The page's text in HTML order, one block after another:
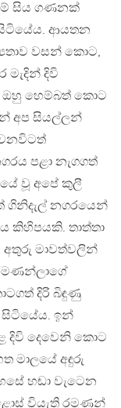
සිය ගණනක්
සිටියේය. ආයතන
වසන් කොට,
මැදින් දිවි
ඔහු හෙම්බත් කොට
අප සියල්ලන්
වනවිටත්
පළා නැගගත්
වූ අපේ කුලී
ගිනිදැල් නගරයෙන්
කිහිපයකි. තාත්තා
අතුරු මාවත්වලින්
දිරි බිඳුණු
සිටියේය. ඉන්
දිවි දෙවෙනි කොට
මාලයේ අඳුරු
හඬා වැටෙන
වියැති රමණන්